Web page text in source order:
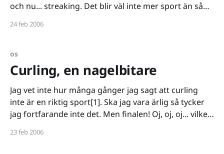
och nu... streaking. Det blir väl inte mer sport än så
24 feb 2006
os
Curling, en nagelbitare
Jag vet inte hur många gånger jag sagt att curling
inte är en riktig sport[1]. Ska jag vara ärlig så tycker
jag fortfarande inte det. Men finalen! Oj, oj, oj... vilken
OS som jag kände för curlingdamerna. Jag
23 feb 2006